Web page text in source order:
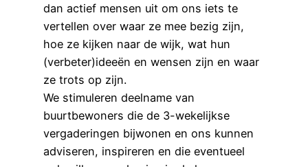
dan actief mensen uit om ons iets te
vertellen over waar ze mee bezig zijn,
hoe ze kijken naar de wijk, wat hun
(verbeter)ideeën en wensen zijn en waar
ze trots op zijn.
We stimuleren deelname van
buurtbewoners die de 3-wekelijkse
vergaderingen bijwonen en ons kunnen
adviseren, inspireren en die eventueel